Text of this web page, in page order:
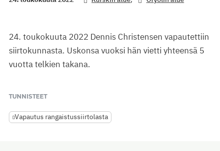
24. toukokuuta 2022 Dennis Christensen vapautettiin
siirtokunnasta. Uskonsa vuoksi hän vietti yhteensä 5
vuotta telkien takana.
TUNNISTEET
Vapautus rangaistussiirtolasta